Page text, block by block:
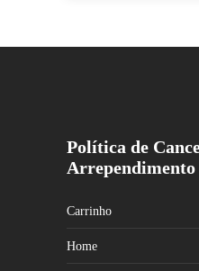
Política de
Arrependimento
Carrinho
Home